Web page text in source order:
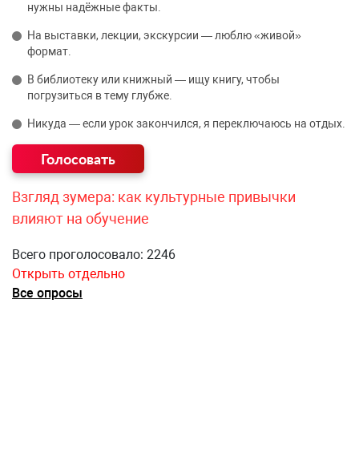
нужны надёжные факты.
На выставки, лекции, экскурсии — люблю «живой»
формат.
В библиотеку или книжный — ищу книгу, чтобы
погрузиться в тему глубже.
Никуда — если урок закончился, я переключаюсь на отдых.
Взгляд зумера: как культурные привычки
влияют на обучение
Всего проголосовало: 2246
Открыть отдельно
Все опросы